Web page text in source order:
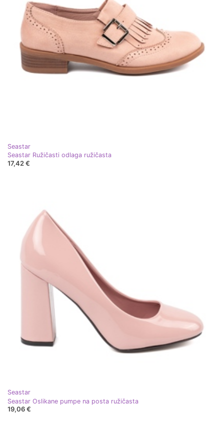
Seastar
Seastar Ružičasti odlaga ružičasta
17,42 €
Seastar
Seastar Oslikane pumpe na posta ružičasta
19,06 €